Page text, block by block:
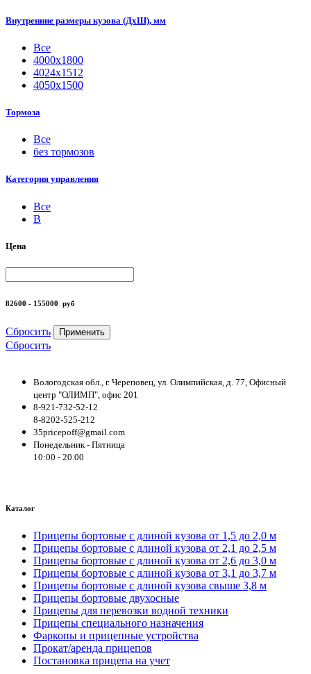
Внутренние размеры кузова (ДхШ), мм
Все
4000х1800
4024х1512
4050х1500
Тормоза
Все
без тормозов
Категория управления
Все
B
Цена
82600 - 155000 руб
Сбросить Применить
Сбросить
Вологодская обл., г. Череповец, ул. Олимпийская, д. 77, Офисный
центр "ОЛИМП", офис 201
8-921-732-52-12
8-8202-525-212
35pricepoff@gmail.com
Понедельник - Пятница
10:00 - 20.00
Каталог
Прицепы бортовые с длиной кузова от 1,5 до 2,0 м
Прицепы бортовые с длиной кузова от 2,1 до 2,5 м
Прицепы бортовые с длиной кузова от 2,6 до 3,0 м
Прицепы бортовые с длиной кузова от 3,1 до 3,7 м
Прицепы бортовые с длиной кузова свыше 3,8 м
Прицепы бортовые двухосные
Прицепы для перевозки водной техники
Прицепы специального назначения
Фаркопы и прицепные устройства
Прокат/аренда прицепов
Постановка прицепа на учет